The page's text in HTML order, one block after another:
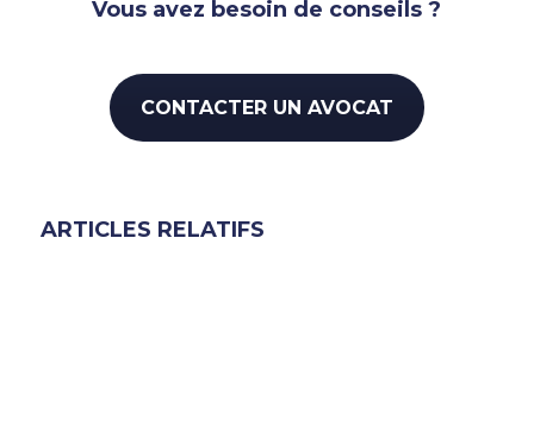
Vous avez besoin de conseils ?
CONTACTER UN AVOCAT
ARTICLES RELATIFS